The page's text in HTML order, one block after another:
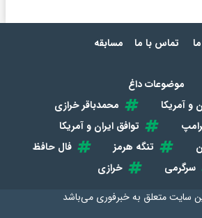
تماس با ما مسابقه
موضوعات داغ
و آمریکا
محمدباقر خرازی
توافق ایران و آمریکا
تنگه هرمز
فال حافظ
سرگرمی
خرازی
سایت متعلق بهخبرفوری می‌باشد